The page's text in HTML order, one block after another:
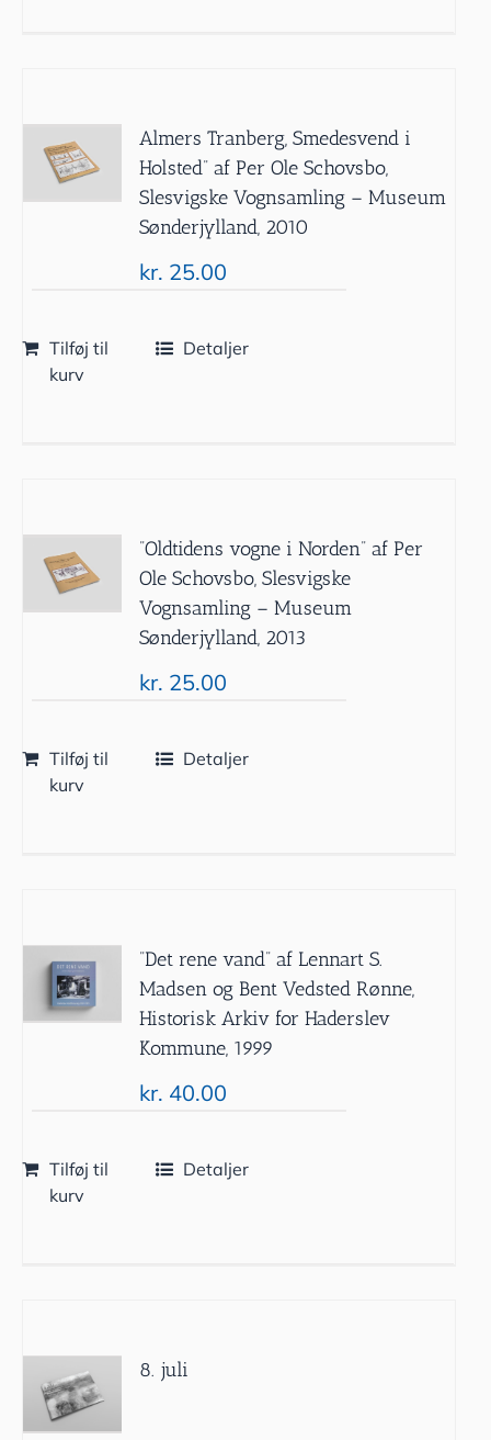
Almers Tranberg, Smedesvend i
Holsted” af Per Ole Schovsbo,
Slesvigske Vognsamling – Museum
Sønderjylland, 2010
kr. 25.00
Tilføj til
kurv
Detaljer
”Oldtidens vogne i Norden” af Per
Ole Schovsbo, Slesvigske
Vognsamling – Museum
Sønderjylland, 2013
kr. 25.00
Tilføj til
kurv
Detaljer
”Det rene vand” af Lennart S.
Madsen og Bent Vedsted Rønne,
Historisk Arkiv for Haderslev
Kommune, 1999
kr. 40.00
Tilføj til
kurv
Detaljer
8. juli